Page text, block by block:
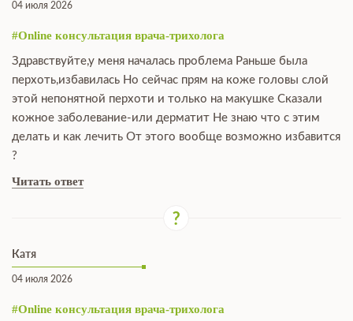
04 июля 2026
#Online консультация врача-трихолога
Здравствуйте,у меня началась проблема Раньше была
перхоть,избавилась Но сейчас прям на коже головы слой
этой непонятной перхоти и только на макушке Сказали
кожное заболевание-или дерматит Не знаю что с этим
делать и как лечить От этого вообще возможно избавится
?
Читать ответ
Катя
04 июля 2026
#Online консультация врача-трихолога